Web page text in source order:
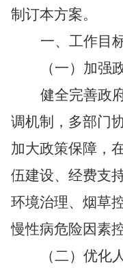
制订本方案。
一、工作目
（一）加强
健全完善政
调机制，多部门
加大政策保障，
伍建设、经费支
环境治理、烟草
慢性病危险因素
（二）优化